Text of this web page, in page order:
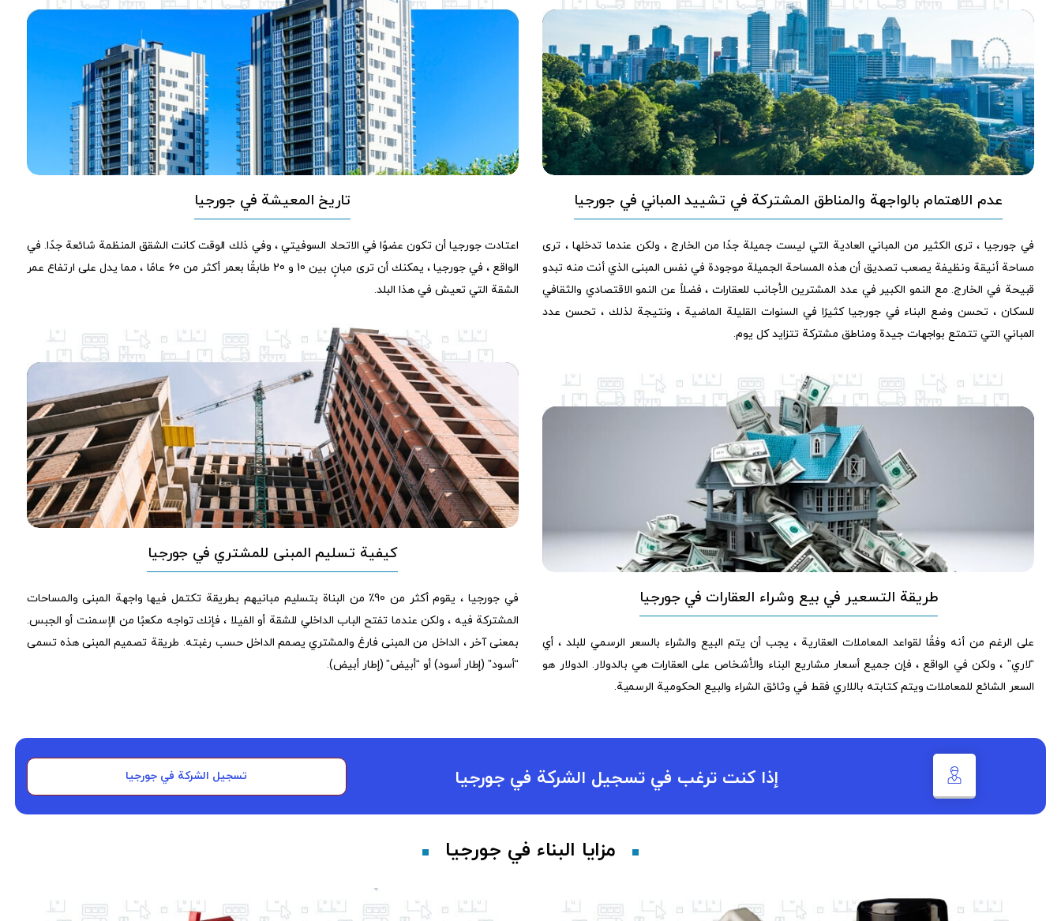
عدم الاهتمام بالواجهة والمناطق المشتركة في تشييد المباني في جورجيا
في جورجيا ، ترى الكثير من المباني العادية التي ليست جميلة جدًا من الخارج ، ولكن عندما تدخلها ، ترى
مساحة أنيقة ونظيفة يصعب تصديق أن هذه المساحة الجميلة موجودة في نفس المبنى الذي أنت منه تبدو
قبيحة في الخارج. مع النمو الكبير في عدد المشترين الأجانب للعقارات ، فضلاً عن النمو الاقتصادي والثقافي
للسكان ، تحسن وضع البناء في جورجيا كثيرًا في السنوات القليلة الماضية ، ونتيجة لذلك ، تحسن عدد
المباني التي تتمتع بواجهات جيدة ومناطق مشتركة تتزايد كل يوم.
طريقة التسعير في بيع وشراء العقارات في جورجيا
على الرغم من أنه وفقًا لقواعد المعاملات العقارية ، يجب أن يتم البيع والشراء بالسعر الرسمي للبلد ، أي
“لاري” ، ولكن في الواقع ، فإن جميع أسعار مشاريع البناء والأشخاص على العقارات هي بالدولار. الدولار هو
السعر الشائع للمعاملات ويتم كتابته باللاري فقط في وثائق الشراء والبيع الحكومية الرسمية.
تاريخ المعيشة في جورجيا
اعتادت جورجيا أن تكون عضوًا في الاتحاد السوفيتي ، وفي ذلك الوقت كانت الشقق المنظمة شائعة جدًا. في
الواقع ، في جورجيا ، يمكنك أن ترى مبانٍ بين 10 و 20 طابقًا بعمر أكثر من 60 عامًا ، مما يدل على ارتفاع عمر
الشقة التي تعيش في هذا البلد.
كيفية تسليم المبنى للمشتري في جورجيا
في جورجيا ، يقوم أكثر من 90٪ من البناة بتسليم مبانيهم بطريقة تكتمل فيها واجهة المبنى والمساحات
المشتركة فيه ، ولكن عندما تفتح الباب الداخلي للشقة أو الفيلا ، فإنك تواجه مكعبًا من الإسمنت أو الجبس.
بمعنى آخر ، الداخل من المبنى فارغ والمشتري يصمم الداخل حسب رغبته. طريقة تصميم المبنى هذه تسمى
“أسود” (إطار أسود) أو “أبيض” (إطار أبيض).
إذا كنت ترغب في تسجيل الشركة في جورجيا تسجيل الشركة في جورجيا
مزايا البناء في جورجيا